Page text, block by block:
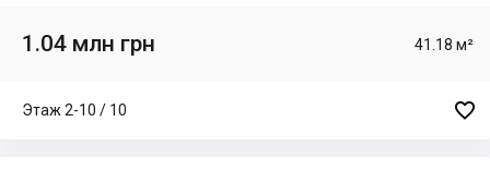
1.04 млн грн 41.18 м²
Этаж 2-10 / 10 